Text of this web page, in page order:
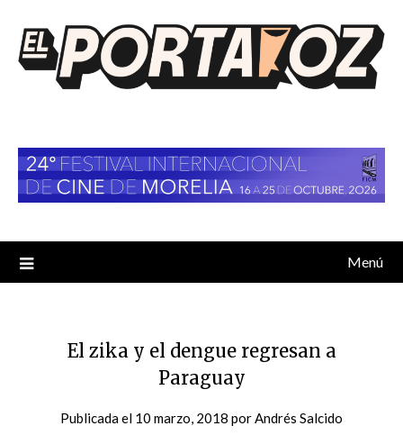
contenido
Menú
El zika y el dengue regresan a
Paraguay
Publicada el 10 marzo, 2018 porAndrés Salcido